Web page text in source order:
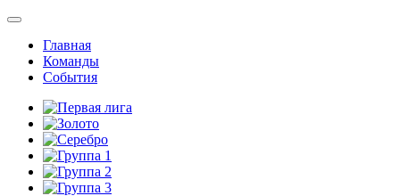
Главная
Команды
События